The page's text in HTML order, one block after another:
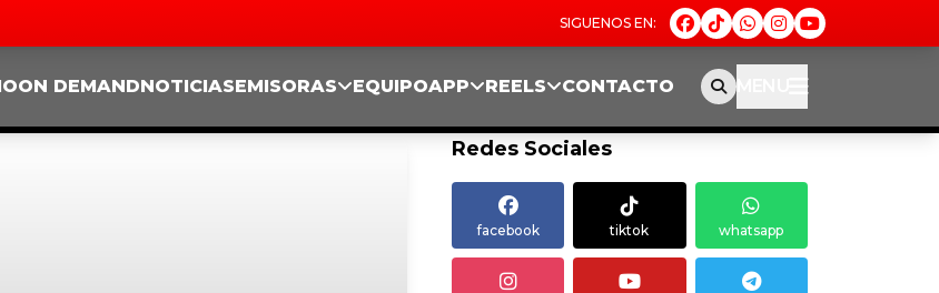
ON DEMANDNOTICIASEMISORAS EQUIPOAPP REELS CONTACTO MENU
Redes Sociales
facebook tiktok whatsapp